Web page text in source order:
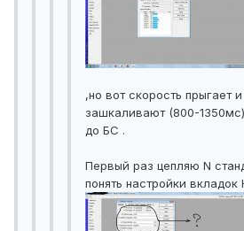
,но вот скорость прыгает и
зашкаливают (800-
до БС .
Первый раз цепляю N
понять настройки вкладок